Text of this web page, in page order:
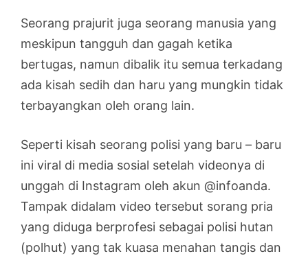
Seorang prajurit juga seorang manusia yang
meskipun tangguh dan gagah ketika
bertugas, namun dibalik itu semua terkadang
ada kisah sedih dan haru yang mungkin tidak
terbayangkan oleh orang lain.
Seperti kisah seorang polisi yang baru – baru
ini viral di media sosial setelah videonya di
unggah di Instagram oleh akun @infoanda.
Tampak didalam video tersebut sorang pria
yang diduga berprofesi sebagai polisi hutan
(polhut) yang tak kuasa menahan tangis dan